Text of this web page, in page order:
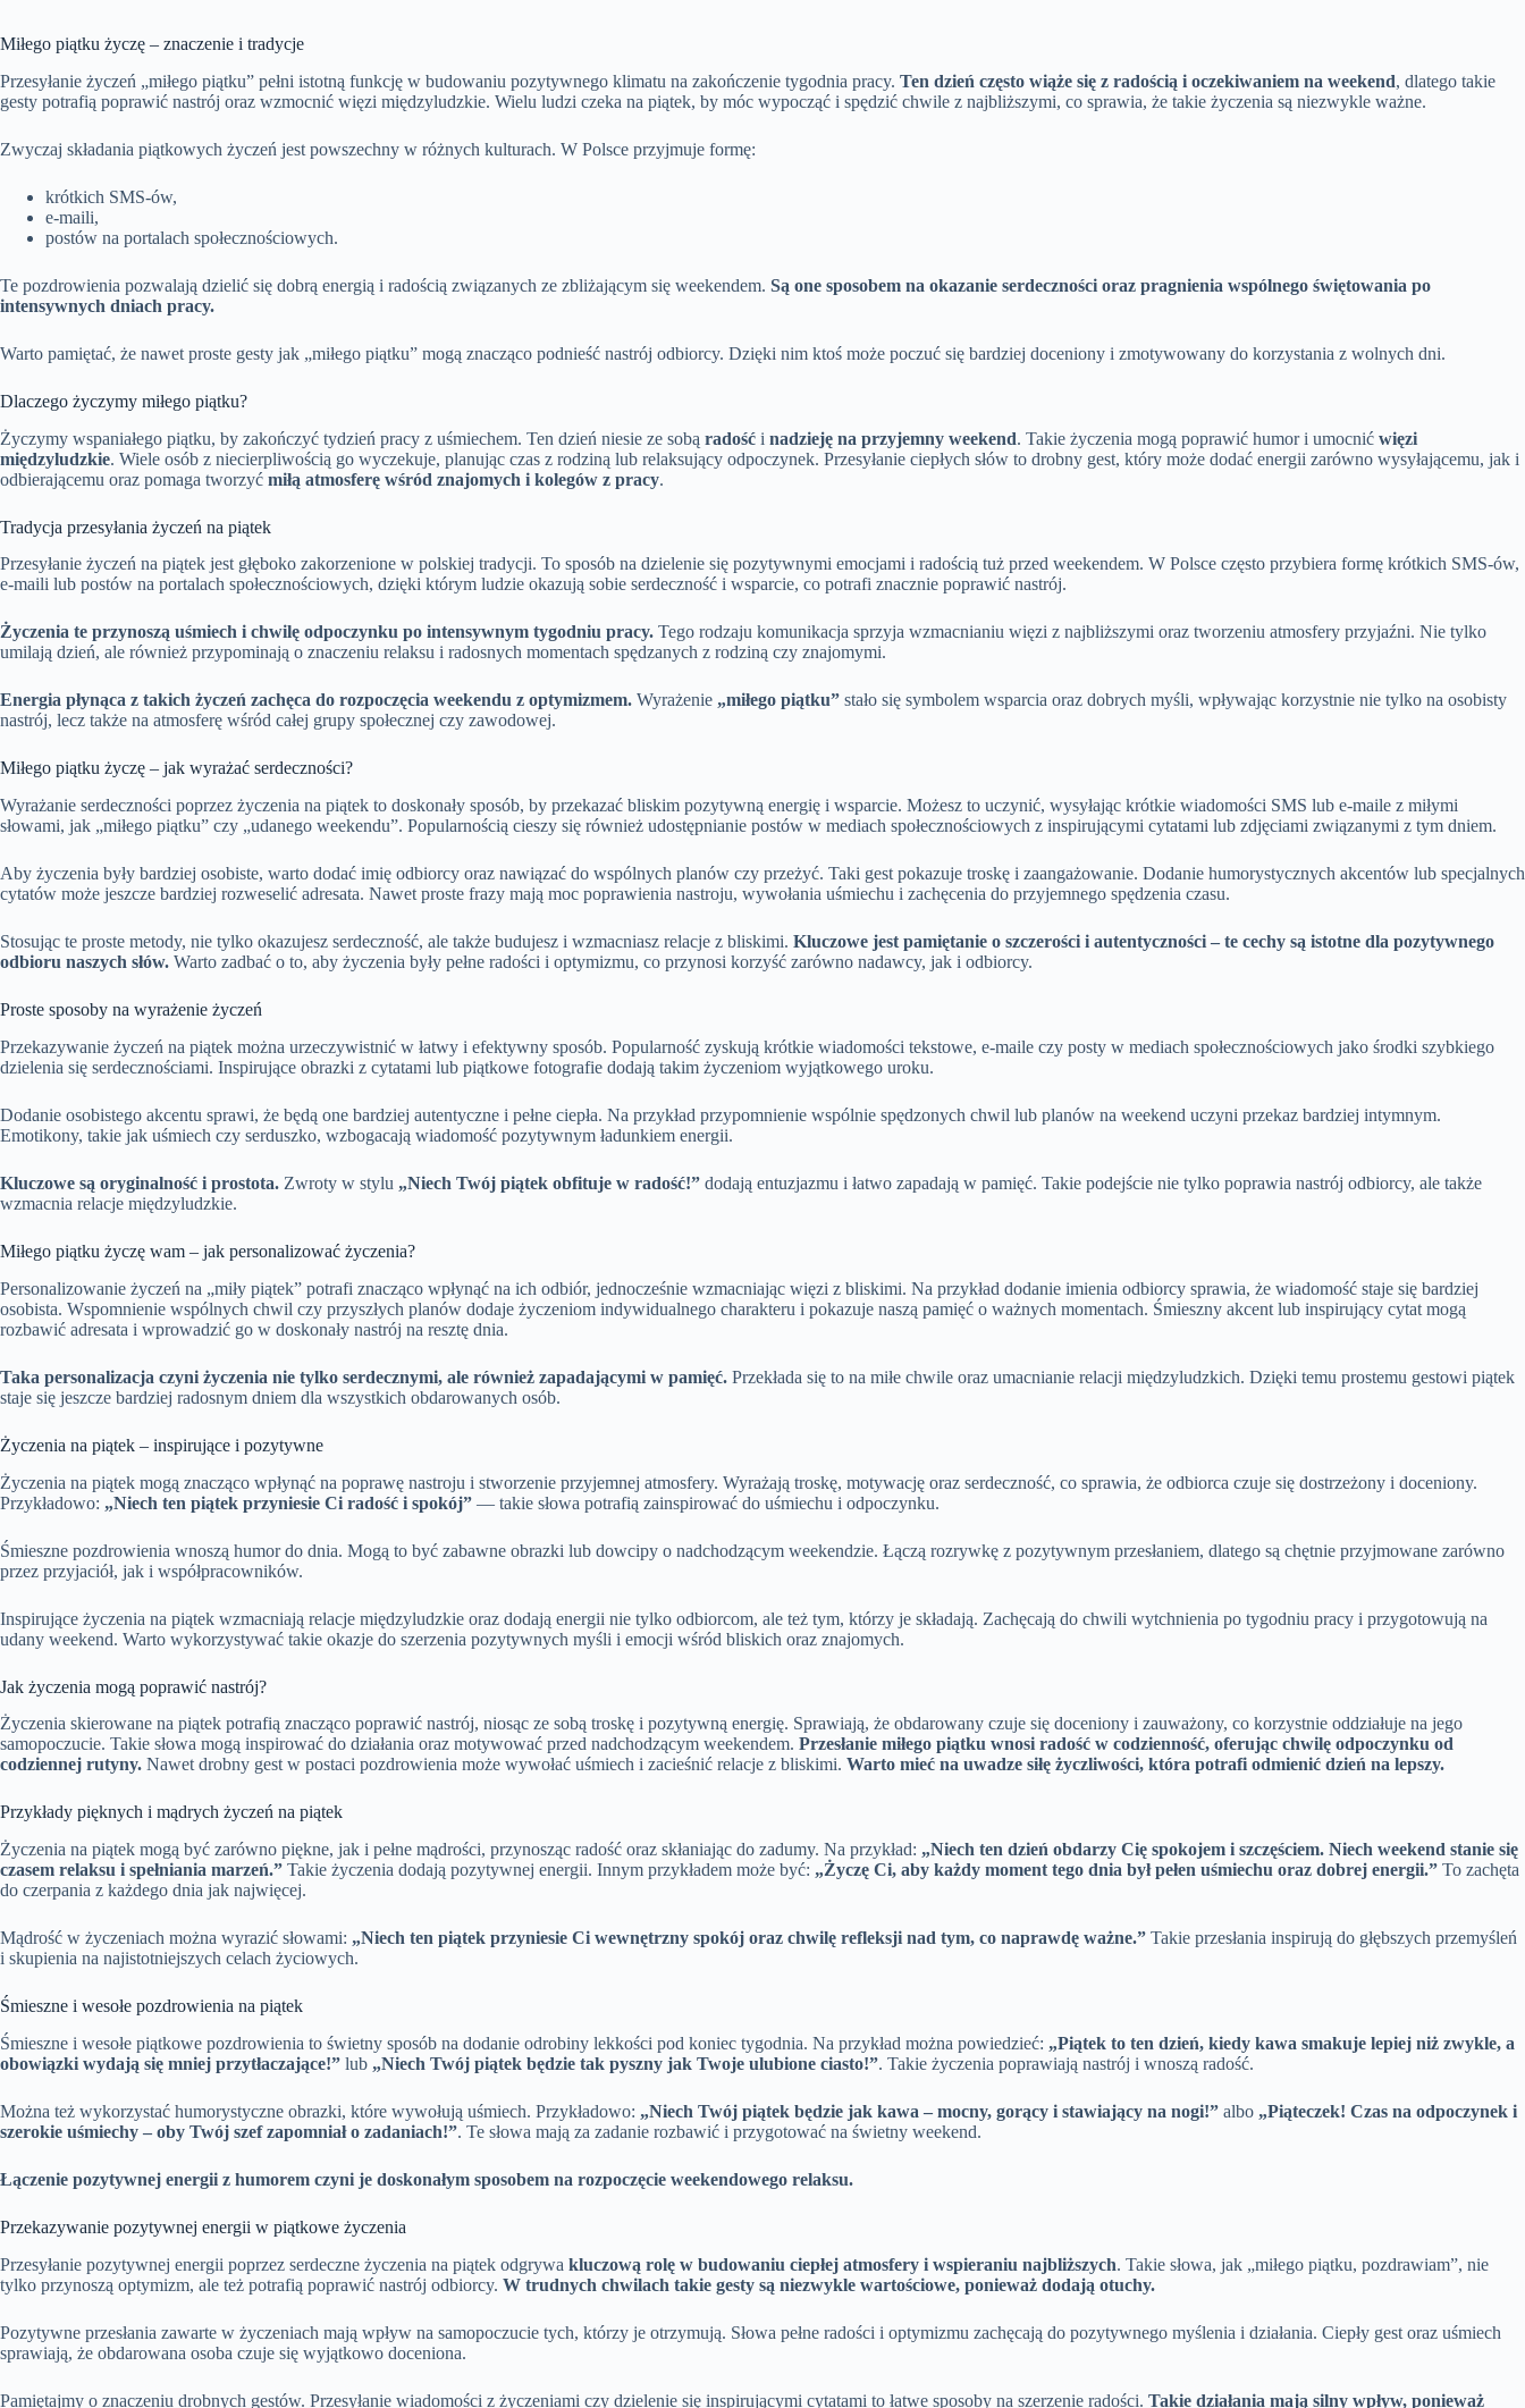
Miłego piątku życzę – znaczenie i tradycje
Przesyłanie życzeń „miłego piątku” pełni istotną funkcję w budowaniu pozytywnego klimatu na zakończenie tygodnia pracy. Ten dzień często wiąże się z radością i oczekiwaniem na weekend, dlatego takie
gesty potrafią poprawić nastrój oraz wzmocnić więzi międzyludzkie. Wielu ludzi czeka na piątek, by móc wypocząć i spędzić chwile z najbliższymi, co sprawia, że takie życzenia są niezwykle ważne.
Zwyczaj składania piątkowych życzeń jest powszechny w różnych kulturach. W Polsce przyjmuje formę:
krótkich SMS-ów,
e-maili,
postów na portalach społecznościowych.
Te pozdrowienia pozwalają dzielić się dobrą energią i radością związanych ze zbliżającym się weekendem. Są one sposobem na okazanie serdeczności oraz pragnienia wspólnego świętowania po
intensywnych dniach pracy.
Warto pamiętać, że nawet proste gesty jak „miłego piątku” mogą znacząco podnieść nastrój odbiorcy. Dzięki nim ktoś może poczuć się bardziej doceniony i zmotywowany do korzystania z wolnych dni.
Dlaczego życzymy miłego piątku?
Życzymy wspaniałego piątku, by zakończyć tydzień pracy z uśmiechem. Ten dzień niesie ze sobą radość i nadzieję na przyjemny weekend. Takie życzenia mogą poprawić humor i umocnić więzi
międzyludzkie. Wiele osób z niecierpliwością go wyczekuje, planując czas z rodziną lub relaksujący odpoczynek. Przesyłanie ciepłych słów to drobny gest, który może dodać energii zarówno wysyłającemu, jak i
odbierającemu oraz pomaga tworzyć miłą atmosferę wśród znajomych i kolegów z pracy.
Tradycja przesyłania życzeń na piątek
Przesyłanie życzeń na piątek jest głęboko zakorzenione w polskiej tradycji. To sposób na dzielenie się pozytywnymi emocjami i radością tuż przed weekendem. W Polsce często przybiera formę krótkich SMS-ów,
e-maili lub postów na portalach społecznościowych, dzięki którym ludzie okazują sobie serdeczność i wsparcie, co potrafi znacznie poprawić nastrój.
Życzenia te przynoszą uśmiech i chwilę odpoczynku po intensywnym tygodniu pracy. Tego rodzaju komunikacja sprzyja wzmacnianiu więzi z najbliższymi oraz tworzeniu atmosfery przyjaźni. Nie tylko
umilają dzień, ale również przypominają o znaczeniu relaksu i radosnych momentach spędzanych z rodziną czy znajomymi.
Energia płynąca z takich życzeń zachęca do rozpoczęcia weekendu z optymizmem. Wyrażenie „miłego piątku” stało się symbolem wsparcia oraz dobrych myśli, wpływając korzystnie nie tylko na osobisty
nastrój, lecz także na atmosferę wśród całej grupy społecznej czy zawodowej.
Miłego piątku życzę – jak wyrażać serdeczności?
Wyrażanie serdeczności poprzez życzenia na piątek to doskonały sposób, by przekazać bliskim pozytywną energię i wsparcie. Możesz to uczynić, wysyłając krótkie wiadomości SMS lub e-maile z miłymi
słowami, jak „miłego piątku” czy „udanego weekendu”. Popularnością cieszy się również udostępnianie postów w mediach społecznościowych z inspirującymi cytatami lub zdjęciami związanymi z tym dniem.
Aby życzenia były bardziej osobiste, warto dodać imię odbiorcy oraz nawiązać do wspólnych planów czy przeżyć. Taki gest pokazuje troskę i zaangażowanie. Dodanie humorystycznych akcentów lub specjalnych
cytatów może jeszcze bardziej rozweselić adresata. Nawet proste frazy mają moc poprawienia nastroju, wywołania uśmiechu i zachęcenia do przyjemnego spędzenia czasu.
Stosując te proste metody, nie tylko okazujesz serdeczność, ale także budujesz i wzmacniasz relacje z bliskimi. Kluczowe jest pamiętanie o szczerości i autentyczności – te cechy są istotne dla pozytywnego
odbioru naszych słów. Warto zadbać o to, aby życzenia były pełne radości i optymizmu, co przynosi korzyść zarówno nadawcy, jak i odbiorcy.
Proste sposoby na wyrażenie życzeń
Przekazywanie życzeń na piątek można urzeczywistnić w łatwy i efektywny sposób. Popularność zyskują krótkie wiadomości tekstowe, e-maile czy posty w mediach społecznościowych jako środki szybkiego
dzielenia się serdecznościami. Inspirujące obrazki z cytatami lub piątkowe fotografie dodają takim życzeniom wyjątkowego uroku.
Dodanie osobistego akcentu sprawi, że będą one bardziej autentyczne i pełne ciepła. Na przykład przypomnienie wspólnie spędzonych chwil lub planów na weekend uczyni przekaz bardziej intymnym.
Emotikony, takie jak uśmiech czy serduszko, wzbogacają wiadomość pozytywnym ładunkiem energii.
Kluczowe są oryginalność i prostota. Zwroty w stylu „Niech Twój piątek obfituje w radość!” dodają entuzjazmu i łatwo zapadają w pamięć. Takie podejście nie tylko poprawia nastrój odbiorcy, ale także
wzmacnia relacje międzyludzkie.
Miłego piątku życzę wam – jak personalizować życzenia?
Personalizowanie życzeń na „miły piątek” potrafi znacząco wpłynąć na ich odbiór, jednocześnie wzmacniając więzi z bliskimi. Na przykład dodanie imienia odbiorcy sprawia, że wiadomość staje się bardziej
osobista. Wspomnienie wspólnych chwil czy przyszłych planów dodaje życzeniom indywidualnego charakteru i pokazuje naszą pamięć o ważnych momentach. Śmieszny akcent lub inspirujący cytat mogą
rozbawić adresata i wprowadzić go w doskonały nastrój na resztę dnia.
Taka personalizacja czyni życzenia nie tylko serdecznymi, ale również zapadającymi w pamięć. Przekłada się to na miłe chwile oraz umacnianie relacji międzyludzkich. Dzięki temu prostemu gestowi piątek
staje się jeszcze bardziej radosnym dniem dla wszystkich obdarowanych osób.
Życzenia na piątek – inspirujące i pozytywne
Życzenia na piątek mogą znacząco wpłynąć na poprawę nastroju i stworzenie przyjemnej atmosfery. Wyrażają troskę, motywację oraz serdeczność, co sprawia, że odbiorca czuje się dostrzeżony i doceniony.
Przykładowo: „Niech ten piątek przyniesie Ci radość i spokój” — takie słowa potrafią zainspirować do uśmiechu i odpoczynku.
Śmieszne pozdrowienia wnoszą humor do dnia. Mogą to być zabawne obrazki lub dowcipy o nadchodzącym weekendzie. Łączą rozrywkę z pozytywnym przesłaniem, dlatego są chętnie przyjmowane zarówno
przez przyjaciół, jak i współpracowników.
Inspirujące życzenia na piątek wzmacniają relacje międzyludzkie oraz dodają energii nie tylko odbiorcom, ale też tym, którzy je składają. Zachęcają do chwili wytchnienia po tygodniu pracy i przygotowują na
udany weekend. Warto wykorzystywać takie okazje do szerzenia pozytywnych myśli i emocji wśród bliskich oraz znajomych.
Jak życzenia mogą poprawić nastrój?
Życzenia skierowane na piątek potrafią znacząco poprawić nastrój, niosąc ze sobą troskę i pozytywną energię. Sprawiają, że obdarowany czuje się doceniony i zauważony, co korzystnie oddziałuje na jego
samopoczucie. Takie słowa mogą inspirować do działania oraz motywować przed nadchodzącym weekendem. Przesłanie miłego piątku wnosi radość w codzienność, oferując chwilę odpoczynku od
codziennej rutyny. Nawet drobny gest w postaci pozdrowienia może wywołać uśmiech i zacieśnić relacje z bliskimi. Warto mieć na uwadze siłę życzliwości, która potrafi odmienić dzień na lepszy.
Przykłady pięknych i mądrych życzeń na piątek
Życzenia na piątek mogą być zarówno piękne, jak i pełne mądrości, przynosząc radość oraz skłaniając do zadumy. Na przykład: „Niech ten dzień obdarzy Cię spokojem i szczęściem. Niech weekend stanie się
czasem relaksu i spełniania marzeń.” Takie życzenia dodają pozytywnej energii. Innym przykładem może być: „Życzę Ci, aby każdy moment tego dnia był pełen uśmiechu oraz dobrej energii.” To zachęta
do czerpania z każdego dnia jak najwięcej.
Mądrość w życzeniach można wyrazić słowami: „Niech ten piątek przyniesie Ci wewnętrzny spokój oraz chwilę refleksji nad tym, co naprawdę ważne.” Takie przesłania inspirują do głębszych przemyśleń
i skupienia na najistotniejszych celach życiowych.
Śmieszne i wesołe pozdrowienia na piątek
Śmieszne i wesołe piątkowe pozdrowienia to świetny sposób na dodanie odrobiny lekkości pod koniec tygodnia. Na przykład można powiedzieć: „Piątek to ten dzień, kiedy kawa smakuje lepiej niż zwykle, a
obowiązki wydają się mniej przytłaczające!” lub „Niech Twój piątek będzie tak pyszny jak Twoje ulubione ciasto!”. Takie życzenia poprawiają nastrój i wnoszą radość.
Można też wykorzystać humorystyczne obrazki, które wywołują uśmiech. Przykładowo: „Niech Twój piątek będzie jak kawa – mocny, gorący i stawiający na nogi!” albo „Piąteczek! Czas na odpoczynek i
szerokie uśmiechy – oby Twój szef zapomniał o zadaniach!”. Te słowa mają za zadanie rozbawić i przygotować na świetny weekend.
Łączenie pozytywnej energii z humorem czyni je doskonałym sposobem na rozpoczęcie weekendowego relaksu.
Przekazywanie pozytywnej energii w piątkowe życzenia
Przesyłanie pozytywnej energii poprzez serdeczne życzenia na piątek odgrywa kluczową rolę w budowaniu ciepłej atmosfery i wspieraniu najbliższych. Takie słowa, jak „miłego piątku, pozdrawiam”, nie
tylko przynoszą optymizm, ale też potrafią poprawić nastrój odbiorcy. W trudnych chwilach takie gesty są niezwykle wartościowe, ponieważ dodają otuchy.
Pozytywne przesłania zawarte w życzeniach mają wpływ na samopoczucie tych, którzy je otrzymują. Słowa pełne radości i optymizmu zachęcają do pozytywnego myślenia i działania. Ciepły gest oraz uśmiech
sprawiają, że obdarowana osoba czuje się wyjątkowo doceniona.
Pamiętajmy o znaczeniu drobnych gestów. Przesyłanie wiadomości z życzeniami czy dzielenie się inspirującymi cytatami to łatwe sposoby na szerzenie radości. Takie działania mają silny wpływ, ponieważ